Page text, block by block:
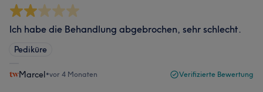
Ich habe die Behandlung abgebrochen, sehr schlecht.
Pediküre
Marcel•vor 4 Monaten Verifizierte Bewertung